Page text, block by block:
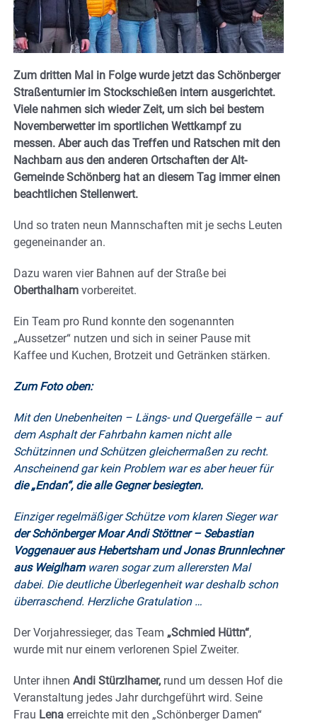
Zum dritten Mal in Folge wurde jetzt das Schönberger
Straßenturnier im Stockschießen intern ausgerichtet.
Viele nahmen sich wieder Zeit, um sich bei bestem
Novemberwetter im sportlichen Wettkampf zu
messen. Aber auch das Treffen und Ratschen mit den
Nachbarn aus den anderen Ortschaften der Alt-
Gemeinde Schönberg hat an diesem Tag immer einen
beachtlichen Stellenwert.
Und so traten neun Mannschaften mit je sechs Leuten
gegeneinander an.
Dazu waren vier Bahnen auf der Straße bei
Oberthalham vorbereitet.
Ein Team pro Rund konnte den sogenannten
„Aussetzer“ nutzen und sich in seiner Pause mit
Kaffee und Kuchen, Brotzeit und Getränken stärken.
Zum Foto oben:
Mit den Unebenheiten – Längs- und Quergefälle – auf
dem Asphalt der Fahrbahn kamen nicht alle
Schützinnen und Schützen gleichermaßen zu recht.
Anscheinend gar kein Problem war es aber heuer für
die „Endan“, die alle Gegner besiegten.
Einziger regelmäßiger Schütze vom klaren Sieger war
der Schönberger Moar Andi Stöttner – Sebastian
Voggenauer aus Hebertsham und Jonas Brunnlechner
aus Weiglham waren sogar zum allerersten Mal
dabei. Die deutliche Überlegenheit war deshalb schon
überraschend. Herzliche Gratulation …
Der Vorjahressieger, das Team „Schmied Hüttn“,
wurde mit nur einem verlorenen Spiel Zweiter.
Unter ihnen Andi Stürzlhamer, rund um dessen Hof die
Veranstaltung jedes Jahr durchgeführt wird. Seine
Frau Lena erreichte mit den „Schönberger Damen“